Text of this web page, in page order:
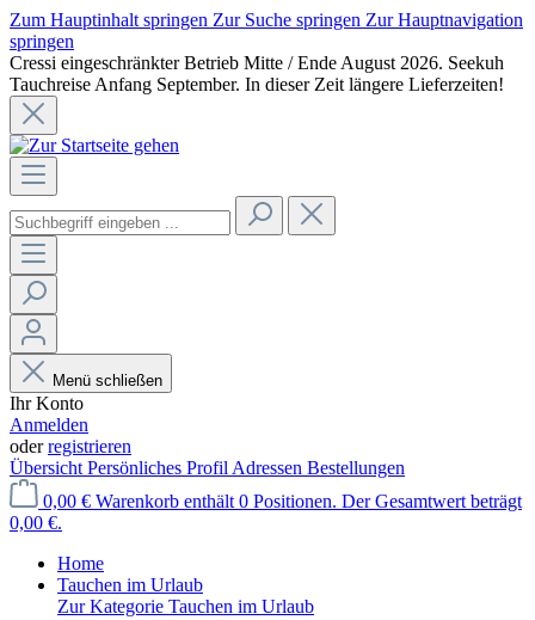
Zum Hauptinhalt springen Zur Suche springen Zur Hauptnavigation
springen
Cressi eingeschränkter Betrieb Mitte / Ende August 2026. Seekuh
Tauchreise Anfang September. In dieser Zeit längere Lieferzeiten!
Menü schließen
Ihr Konto
Anmelden
oderregistrieren
Übersicht Persönliches Profil Adressen Bestellungen
0,00 € Warenkorb enthält 0 Positionen. Der Gesamtwert beträgt
0,00 €.
Home
Tauchen im Urlaub
Zur Kategorie Tauchen im Urlaub